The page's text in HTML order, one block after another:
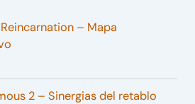
– Mapa
2 – Sinergias del retablo